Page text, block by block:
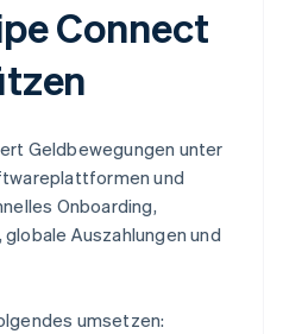
Connect
Geldbewegungen unter
und
Onboarding,
Auszahlungen und
umsetzen: